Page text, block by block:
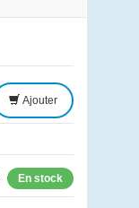
Ajouter
En stock